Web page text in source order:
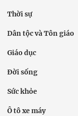
Thời sự
Dân tộc và Tôn giáo
Giáo dục
Đời sống
Sức khỏe
Ô tô xe máy